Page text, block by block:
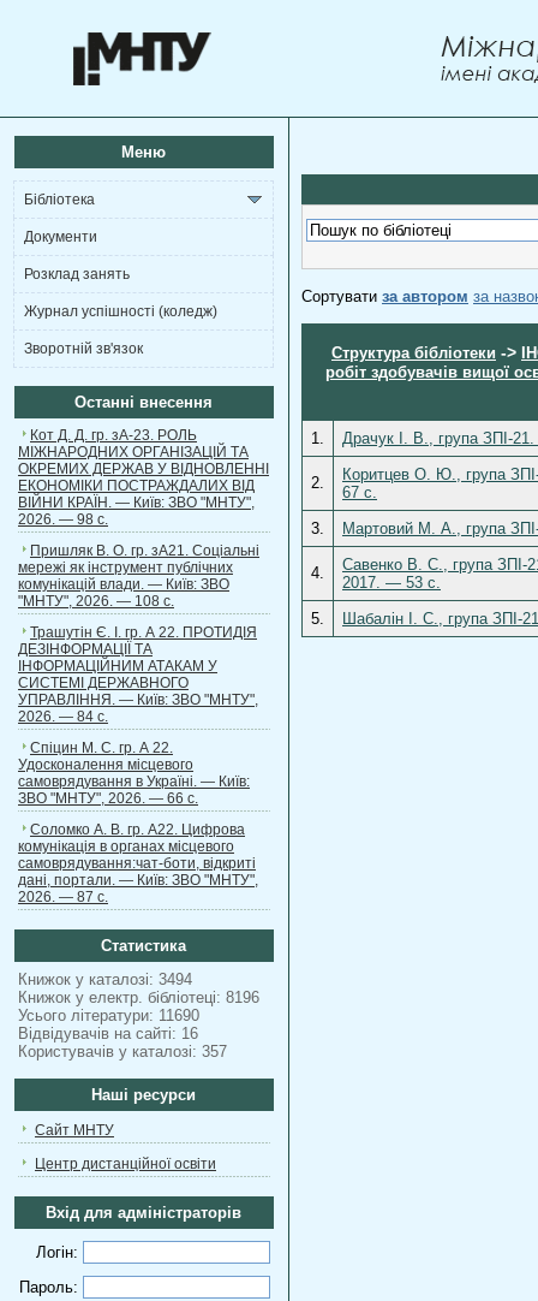
Меню
Бібліотека
Документи
Розклад занять
Журнал успішності (коледж)
Зворотній зв'язок
Останні внесення
Кот Д. Д. гр. зА-23. РОЛЬ
МІЖНАРОДНИХ ОРГАНІЗАЦІЙ ТА
ОКРЕМИХ ДЕРЖАВ У ВІДНОВЛЕННІ
ЕКОНОМІКИ ПОСТРАЖДАЛИХ ВІД
ВІЙНИ КРАЇН. — Київ: ЗВО "МНТУ",
2026. — 98 с.
Пришляк В. О. гр. зА21. Соціальні
мережі як інструмент публічних
комунікацій влади. — Київ: ЗВО
"МНТУ", 2026. — 108 с.
Трашутін Є. І. гр. А 22. ПРОТИДІЯ
ДЕЗІНФОРМАЦІЇ ТА
ІНФОРМАЦІЙНИМ АТАКАМ У
СИСТЕМІ ДЕРЖАВНОГО
УПРАВЛІННЯ. — Київ: ЗВО "МНТУ",
2026. — 84 с.
Спіцин М. С. гр. А 22.
Удосконалення місцевого
самоврядування в Україні. — Київ:
ЗВО "МНТУ", 2026. — 66 с.
Соломко А. В. гр. А22. Цифрова
комунікація в органах місцевого
самоврядування:чат-боти, відкриті
дані, портали. — Київ: ЗВО "МНТУ",
2026. — 87 с.
Статистика
Книжок у каталозі: 3494
Книжок у електр. бібліотеці: 8196
Усього літератури: 11690
Відвідувачів на сайті: 16
Користувачів у каталозі: 357
Наші ресурси
Сайт МНТУ
Центр дистанційної освіти
Вхід для адміністраторів
Логін:
Пароль:
Сортувати за автором за
Структура бібліотеки ->
робіт здобувачів вищої
1. Драчук І. В., група ЗПІ-21.
2.
Коритцев О. Ю., група
67 c.
3.
Мартовий М. А., група
4.
Савенко В. С., група ЗПІ-
2017. — 53 c.
5.
Шабалін І. С., група ЗПІ-